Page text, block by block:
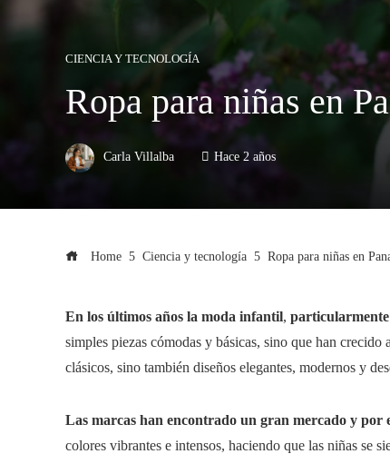
CIENCIA Y TECNOLOGÍA
Ropa para niñas en
Carla Villalba Hace 2 años
Home Ciencia y tecnología Ropa para niñas en
En los últimos años la moda infantil,
simples piezas cómodas y básicas, sino que han
clásicos, sino también diseños elegantes, modernos y
Las marcas han encontrado un gran mercado y por
colores vibrantes e intensos, haciendo que las niñas se